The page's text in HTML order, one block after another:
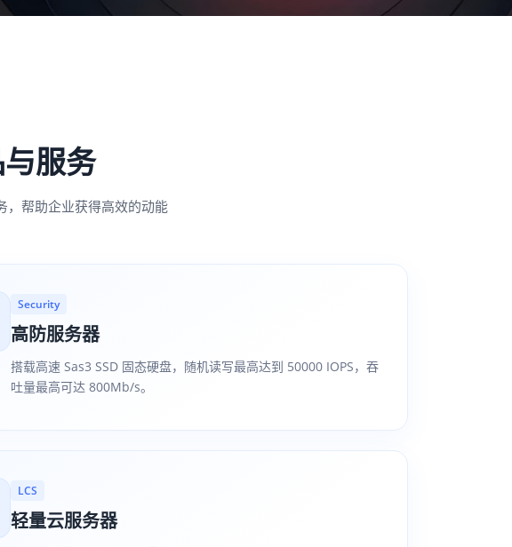
服务
，帮助企业获得高效的动能
Security
高防服务器
搭载高速 Sas3 SSD 固态硬盘，随机读写最高达到 50000 IOPS，吞
吐量最高可达 800Mb/s。
LCS
轻量云服务器